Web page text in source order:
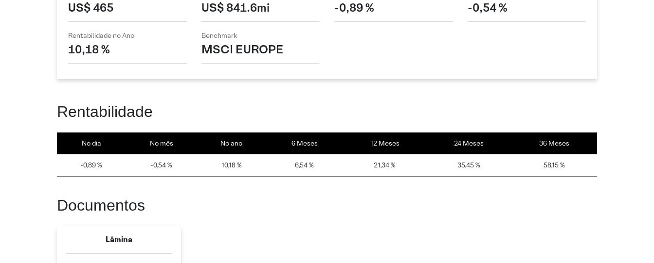
US$ 465 US$ 841.6mi -0,89 % -0,54 %
Rentabilidade no Ano
10,18 %
Benchmark
MSCI EUROPE
Rentabilidade
No dia No mês No ano 6 Meses 12 Meses 24 Meses 36 Meses
-0,89 % -0,54 % 10,18 % 6,54 % 21,34 % 35,45 % 58,15 %
Documentos
Lâmina